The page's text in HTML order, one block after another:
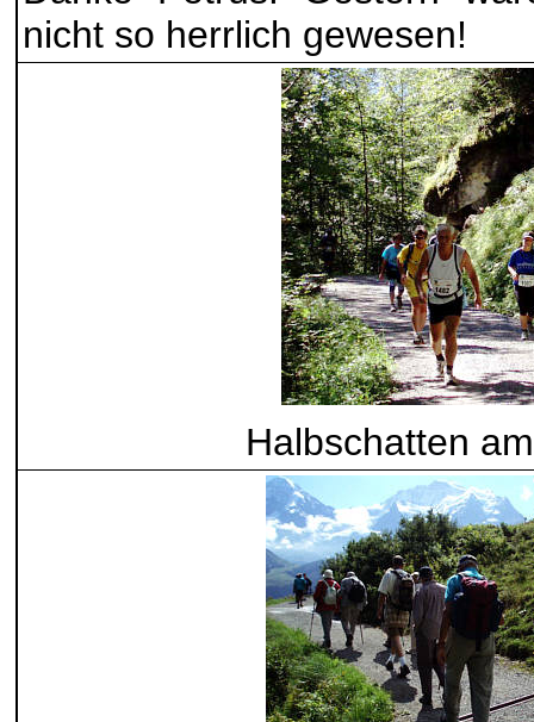
nicht so herrlich gewesen!
Halbschatten